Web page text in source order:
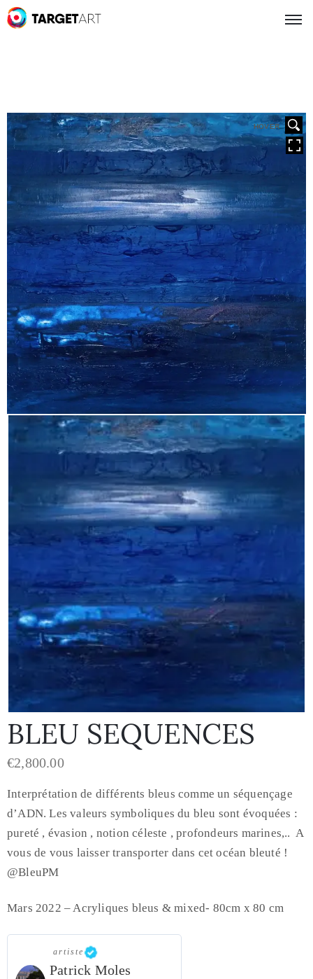
HOVER
BLEU SEQUENCES
€2,800.00
Interprétation de différents bleus comme un séquençage
d’ADN. Les valeurs symboliques du bleu sont évoquées :
pureté , évasion , notion céleste , profondeurs marines,.. A
vous de vous laisser transporter dans cet océan bleuté !
@BleuPM
Mars 2022 – Acryliques bleus & mixed- 80cm x 80 cm
artiste
Patrick Moles